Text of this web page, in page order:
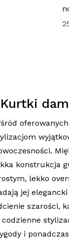
Kurtki
konstrukcja
lekko
jej
szarości,
i